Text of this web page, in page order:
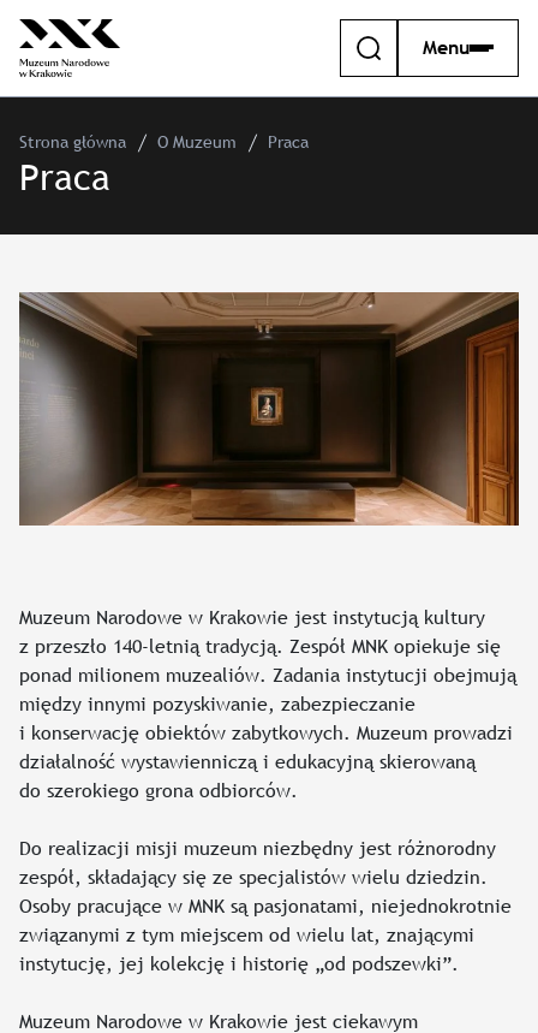
Menu
Strona główna O Muzeum Praca
Praca
Muzeum Narodowe w Krakowie jest instytucją kultury
z przeszło 140-letnią tradycją. Zespół MNK opiekuje się
ponad milionem muzealiów. Zadania instytucji obejmują
między innymi pozyskiwanie, zabezpieczanie
i konserwację obiektów zabytkowych. Muzeum prowadzi
działalność wystawienniczą i edukacyjną skierowaną
do szerokiego grona odbiorców.
Do realizacji misji muzeum niezbędny jest różnorodny
zespół, składający się ze specjalistów wielu dziedzin.
Osoby pracujące w MNK są pasjonatami, niejednokrotnie
związanymi z tym miejscem od wielu lat, znającymi
instytucję, jej kolekcję i historię „od podszewki”.
Muzeum Narodowe w Krakowie jest ciekawym